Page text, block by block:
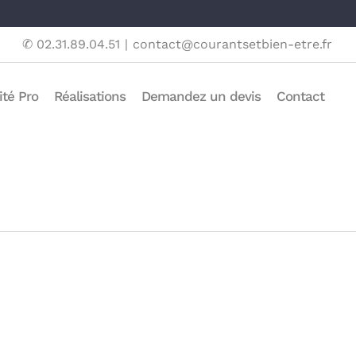
✆ 02.31.89.04.51 | contact@courantsetbien-etre.fr
Pro Réalisations Demandez un devis Contact